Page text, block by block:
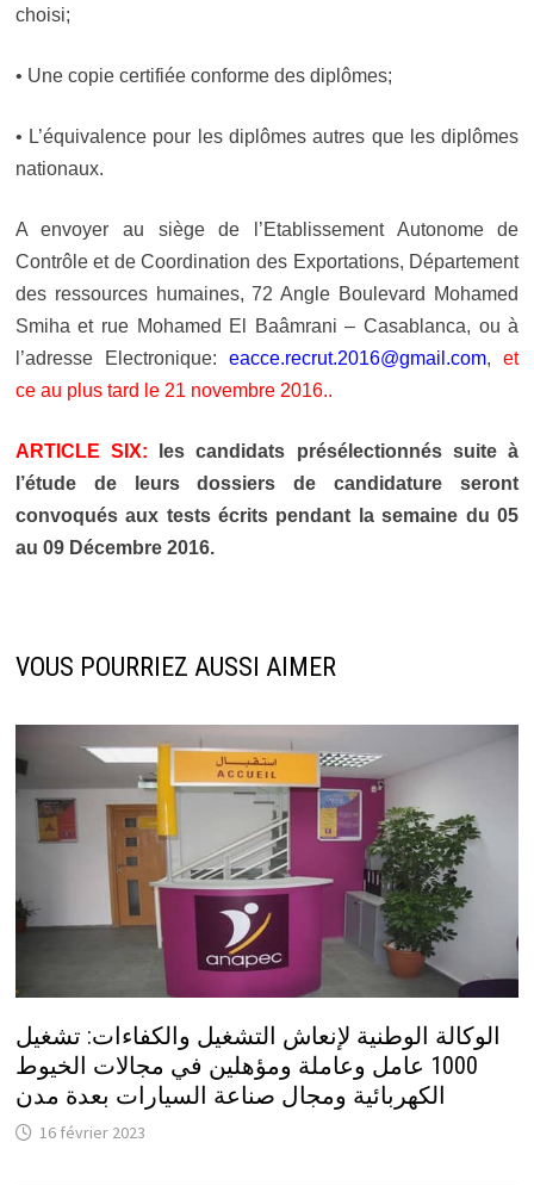
choisi;
• Une copie certifiée conforme des diplômes;
• L’équivalence pour les diplômes autres que les diplômes
nationaux.
A envoyer au siège de l’Etablissement Autonome de
Contrôle et de Coordination des Exportations, Département
des ressources humaines, 72 Angle Boulevard Mohamed
Smiha et rue Mohamed El Baâmrani – Casablanca, ou à
l’adresse Electronique:eacce.recrut.2016@gmail.com,et
ce au plus tard le 21 novembre 2016..
ARTICLE SIX:
les candidats présélectionnés suite à
l’étude de leurs dossiers de candidature seront
convoqués aux tests écrits pendant la semaine du 05
au 09 Décembre 2016.
VOUS POURRIEZ AUSSI AIMER
الوكالة الوطنية لإنعاش التشغيل والكفاءات: تشغيل
1000 عامل وعاملة ومؤهلين في مجالات الخيوط
الكهربائية ومجال صناعة السيارات بعدة مدن
16 février 2023